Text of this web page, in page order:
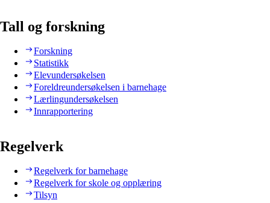
Tall og forskning
Forskning
Statistikk
Elevundersøkelsen
Foreldreundersøkelsen i barnehage
Lærlingundersøkelsen
Innrapportering
Regelverk
Regelverk for barnehage
Regelverk for skole og opplæring
Tilsyn